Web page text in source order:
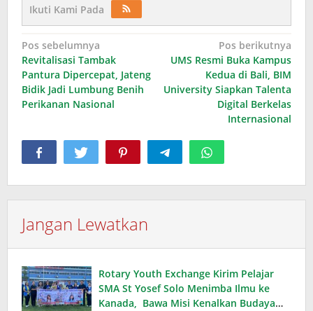
Ikuti Kami Pada
Navigasi
pos
Pos sebelumnya
Revitalisasi Tambak
Pantura Dipercepat, Jateng
Bidik Jadi Lumbung Benih
Perikanan Nasional
Pos berikutnya
UMS Resmi Buka Kampus
Kedua di Bali, BIM
University Siapkan Talenta
Digital Berkelas
Internasional
Jangan Lewatkan
Rotary Youth Exchange Kirim Pelajar
SMA St Yosef Solo Menimba Ilmu ke
Kanada, Bawa Misi Kenalkan Budaya